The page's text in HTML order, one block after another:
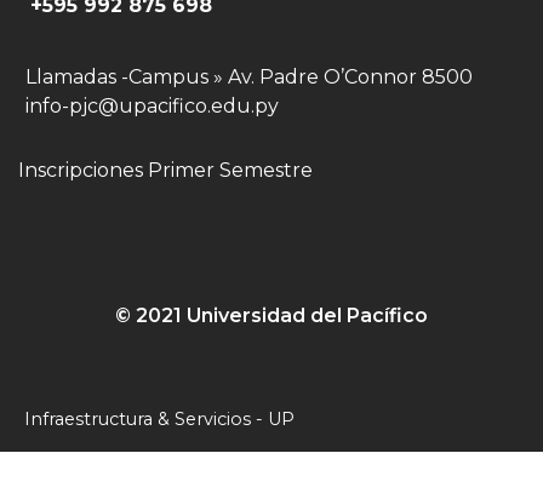
+595 992 875 698
Llamadas -Campus » Av. Padre O’Connor 8500
info-pjc@upacifico.edu.py
Inscripciones Primer Semestre
© 2021 Universidad del Pacífico
Infraestructura & Servicios - UP